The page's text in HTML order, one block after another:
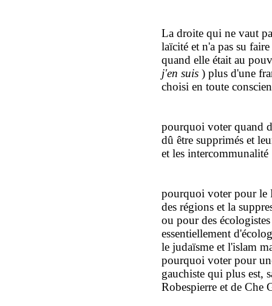
La droite qui ne vaut
laïcité et n'a pas su
quand elle était au
j'en suis ) plus d'une
choisi en toute
pourquoi voter quand
dû être supprimés et
et les intercommunalité
pourquoi voter pour le
des régions et la
ou pour des
essentiellement
le judaïsme et l'islam
pourquoi voter pour
gauchiste qui plus est,
Robespierre et de Che